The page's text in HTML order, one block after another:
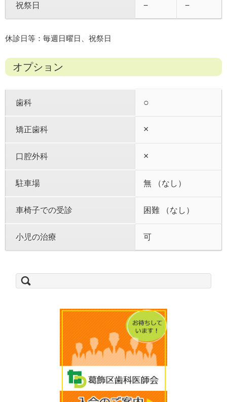
祝祭日 − −
休診日等：毎週日曜日、祝祭日
オプション
歯科 ○
矯正歯科 ×
口腔外科 ×
駐車場 無 （なし）
車椅子での受診 困難 （なし）
小児の治療 可
索: